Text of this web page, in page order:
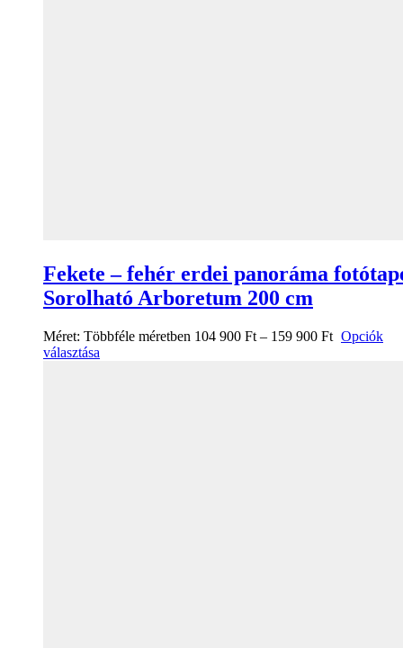
Fekete – fehér erdei panoráma
Sorolható Arboretum 200 cm
Méret: Többféle méretben 104 900 Ft – 159 900 Ft Opciók
választása